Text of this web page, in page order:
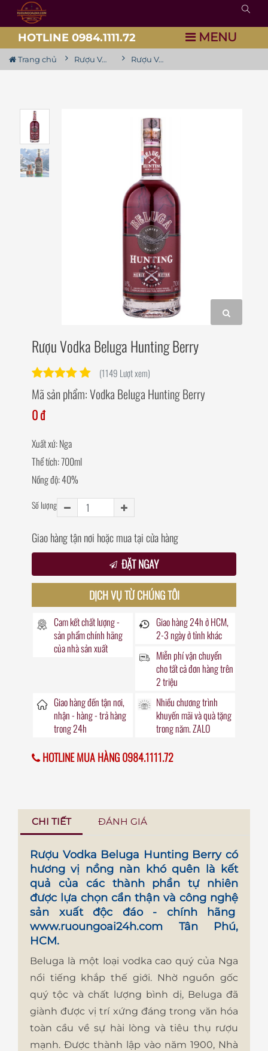
HOTLINE 0984.1111.72 MENU
Trang chủ Rượu Vodka Rượu Vodka Beluga Hunting Berry
Rượu Vodka Beluga Hunting Berry
(1149 Lượt xem)
Mã sản phẩm:Vodka Beluga Hunting Berry
0 đ
Xuất xứ: Nga
Thể tích: 700ml
Nồng độ: 40%
Số lượng
Giao hàng tận nơi hoặc mua tại cửa hàng
ĐẶT NGAY
DỊCH VỤ TỪ CHÚNG TÔI
Cam kết chất lượng -
sản phẩm chính hãng
của nhà sản xuất
Giao hàng24hở HCM,
2-3 ngày ở tỉnh khác
Miễn phí vận chuyển
cho tất cả đơn hàng trên
2 triệu
Giao hàng đếntận nơi,
nhận - hàng - trả hàng
trong24h
Nhiều chương trình
khuyến mãivà quà tặng
trong năm. ZALO
HOTLINE MUA HÀNG 0984.1111.72
CHI TIẾT ĐÁNH GIÁ
Rượu Vodka Beluga Hunting Berrycó
hương vị nồng nàn khó quên là kết
quả của các thành phần tự nhiên
được lựa chọn cẩn thận và công nghệ
sản xuất độc đáo - chính hãng
www.ruoungoai24h.com Tân Phú,
HCM.
Beluga là một loại vodka cao quý của Nga
nổi tiếng khắp thế giới. Nhờ nguồn gốc
quý tộc và chất lượng bình dị, Beluga đã
giành được vị trí xứng đáng trong văn hóa
toàn cầu về sự hài lòng và tiêu thụ rượu
mạnh. Được thành lập vào năm 1900, Nhà